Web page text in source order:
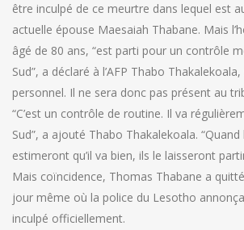
être inculpé de ce meurtre dans lequel est
actuelle épouse Maesaiah Thabane. Mais
âgé de 80 ans, “est parti pour un contrôle
Sud”, a déclaré à l’AFP Thabo
personnel. Il ne sera donc pas présent au
“C’est un contrôle de routine. Il va
Sud”, a ajouté Thabo Thakalekoala.
estimeront qu’il va bien, ils le laisseront
Mais coïncidence, Thomas Thabane a
jour même où la police du Lesotho
inculpé officiellement.